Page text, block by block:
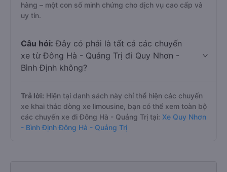
hàng – một con số minh chứng cho dịch vụ cao cấp và
uy tín.
Câu hỏi: Đây có phải là tất cả các chuyến
xe từ Đông Hà - Quảng Trị đi Quy Nhơn -
Bình Định không?
Trả lời: Hiện tại danh sách này chỉ thể hiện các chuyến
xe khai thác dòng xe limousine, bạn có thể xem toàn bộ
các chuyến xe đi Đông Hà - Quảng Trị tại: Xe Quy Nhơn
- Bình Định Đông Hà - Quảng Trị